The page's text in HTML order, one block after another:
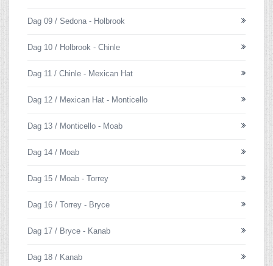
Dag 09 / Sedona - Holbrook
Dag 10 / Holbrook - Chinle
Dag 11 / Chinle - Mexican Hat
Dag 12 / Mexican Hat - Monticello
Dag 13 / Monticello - Moab
Dag 14 / Moab
Dag 15 / Moab - Torrey
Dag 16 / Torrey - Bryce
Dag 17 / Bryce - Kanab
Dag 18 / Kanab